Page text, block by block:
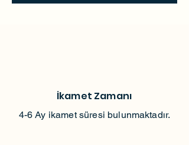
İkamet Zamanı
4-6 Ay ikamet süresi bulunmaktadır.